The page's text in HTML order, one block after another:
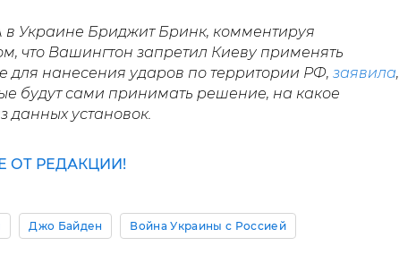
Украине Бриджит Бринк, комментируя
что Вашингтон запретил Киеву применять
для нанесения ударов по территории РФ, заявила,
будут сами принимать решение, на какое
данных установок.
ОТ РЕДАКЦИИ!
Джо Байден Война Украины с Россией